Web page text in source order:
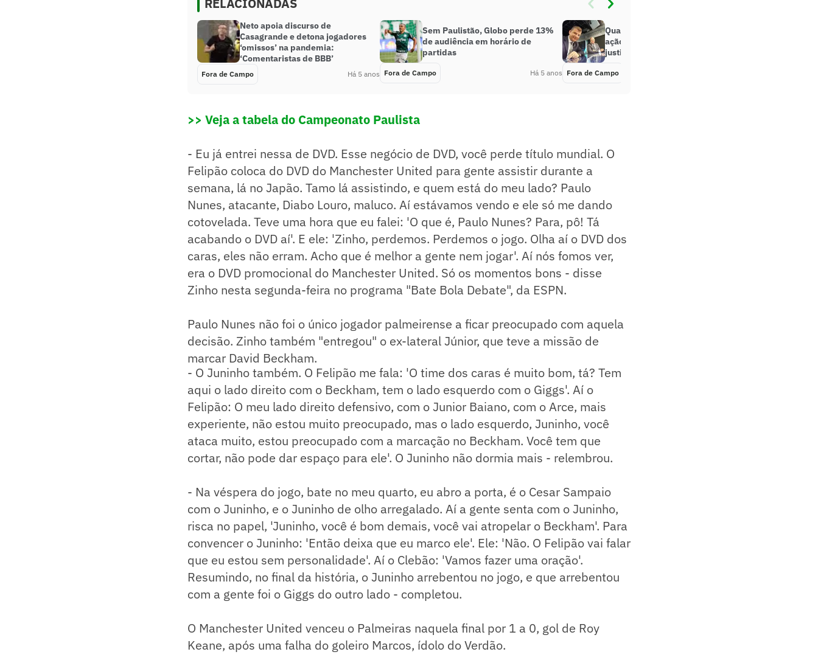
RELACIONADAS
Neto apoia discurso de
Casagrande e detona jogadores
‘omissos’ na pandemia:
‘Comentaristas de BBB’
Fora de Campo Há 5 anos
Sem Paulistão, Globo perde 13%
de audiência em horário de
partidas
Fora de Campo Há 5 anos
Quatro jornalistas entram com
ação contra Grupo Disney na
justiça do trabalho
Fora de Campo
>> Veja a tabela do Campeonato Paulista
- Eu já entrei nessa de DVD. Esse negócio de DVD, você perde título mundial. O
Felipão coloca do DVD do Manchester United para gente assistir durante a
semana, lá no Japão. Tamo lá assistindo, e quem está do meu lado? Paulo
Nunes, atacante, Diabo Louro, maluco. Aí estávamos vendo e ele só me dando
cotovelada. Teve uma hora que eu falei: 'O que é, Paulo Nunes? Para, pô! Tá
acabando o DVD aí'. E ele: 'Zinho, perdemos. Perdemos o jogo. Olha aí o DVD dos
caras, eles não erram. Acho que é melhor a gente nem jogar'. Aí nós fomos ver,
era o DVD promocional do Manchester United. Só os momentos bons - disse
Zinho nesta segunda-feira no programa "Bate Bola Debate", da ESPN.
Paulo Nunes não foi o único jogador palmeirense a ficar preocupado com aquela
decisão. Zinho também "entregou" o ex-lateral Júnior, que teve a missão de
marcar David Beckham.
- O Juninho também. O Felipão me fala: 'O time dos caras é muito bom, tá? Tem
aqui o lado direito com o Beckham, tem o lado esquerdo com o Giggs'. Aí o
Felipão: O meu lado direito defensivo, com o Junior Baiano, com o Arce, mais
experiente, não estou muito preocupado, mas o lado esquerdo, Juninho, você
ataca muito, estou preocupado com a marcação no Beckham. Você tem que
cortar, não pode dar espaço para ele'. O Juninho não dormia mais - relembrou.
- Na véspera do jogo, bate no meu quarto, eu abro a porta, é o Cesar Sampaio
com o Juninho, e o Juninho de olho arregalado. Aí a gente senta com o Juninho,
risca no papel, 'Juninho, você é bom demais, você vai atropelar o Beckham'. Para
convencer o Juninho: 'Então deixa que eu marco ele'. Ele: 'Não. O Felipão vai falar
que eu estou sem personalidade'. Aí o Clebão: 'Vamos fazer uma oração'.
Resumindo, no final da história, o Juninho arrebentou no jogo, e que arrebentou
com a gente foi o Giggs do outro lado - completou.
O Manchester United venceu o Palmeiras naquela final por 1 a 0, gol de Roy
Keane, após uma falha do goleiro Marcos, ídolo do Verdão.